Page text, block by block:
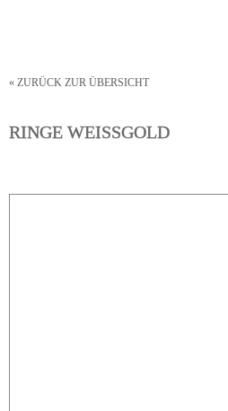
« ZURÜCK ZUR ÜBERSICHT
RINGE WEISSGOLD